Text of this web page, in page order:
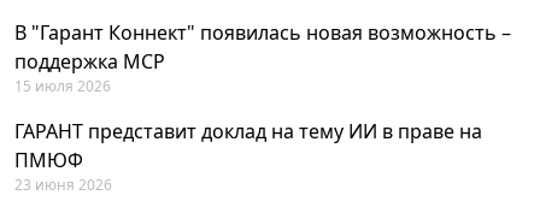
В "Гарант Коннект" появилась новая возможность –
поддержка MCP
15 июля 2026
ГАРАНТ представит доклад на тему ИИ в праве на
ПМЮФ
23 июня 2026